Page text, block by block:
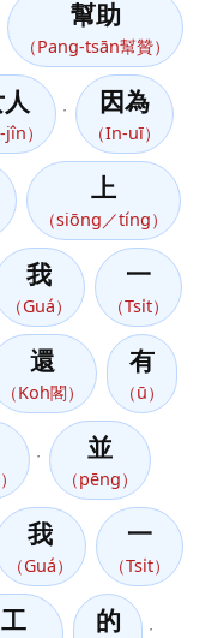
幫助
（Pang-tsān幫贊）
jîn）
因為
（In-uī）
上
（siōng／tíng）
我
（Guá）
一
（Tsi̍t）
還
（Koh閣）
有
（ū）
並
（pēng）
我
（Guá）
一
（Tsi̍t）
工 的